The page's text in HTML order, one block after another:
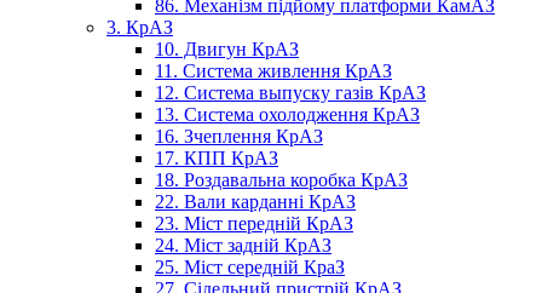
86. Механізм підйому платформи КамАЗ
3. КрАЗ
10. Двигун КрАЗ
11. Система живлення КрАЗ
12. Система выпуску газів КрАЗ
13. Система охолодження КрАЗ
16. Зчеплення КрАЗ
17. КПП КрАЗ
18. Роздавальна коробка КрАЗ
22. Вали карданні КрАЗ
23. Міст передній КрАЗ
24. Міст задній КрАЗ
25. Міст середній КраЗ
27. Сідельний пристрій КрАЗ